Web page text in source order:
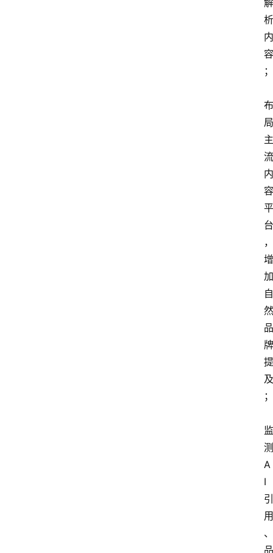
解
析
内
容
；
布
局
主
流
内
容
平
台
，
增
加
自
然
品
牌
提
及
；
监
测
A
I
引
用
、
品